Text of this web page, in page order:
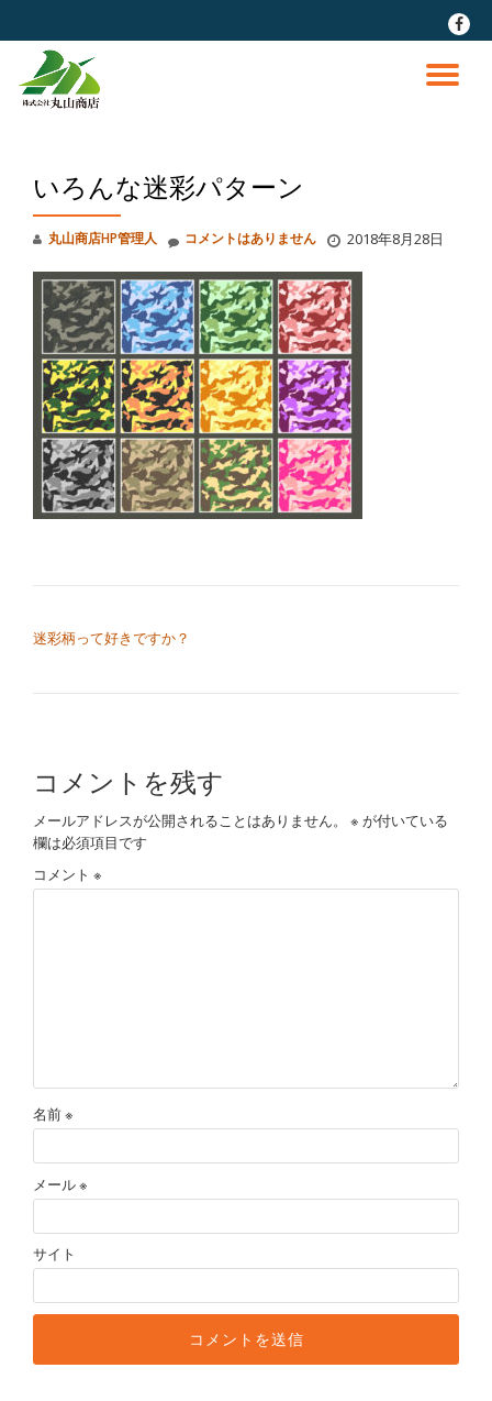
fa-
ナ
いろんな迷彩パターン
丸山商店HP管理人 2018年8月28日
コメントはありません
迷彩柄って好きですか？
コメントを残す
メールアドレスが公開されることはありません。 ※ が付いている
欄は必須項目です
コメント ※
名前※
メール※
サイト